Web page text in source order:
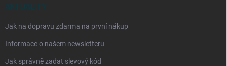
AKTUALITY
Jak na dopravu zdarma na první nákup
Informace o našem newsletteru
Jak správně zadat slevový kód